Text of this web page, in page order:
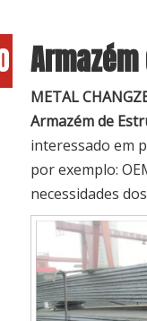
METAL
Armazém de
interessado em
por exemplo:
necessidades